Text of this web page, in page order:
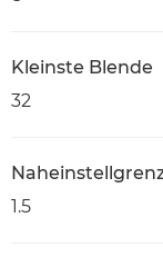
Kleinste Blende
32
1.5